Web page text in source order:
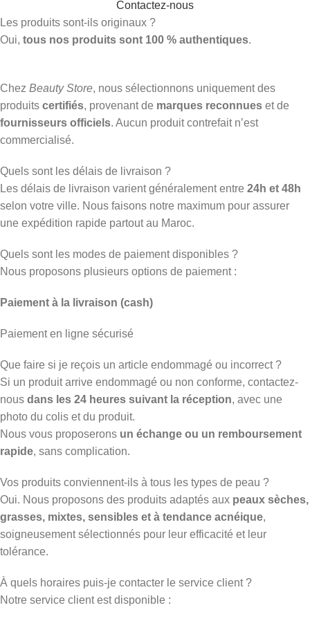
Contactez-nous
Les produits sont-ils originaux ?
Oui, tous nos produits sont 100 % authentiques.
Chez Beauty Store, nous sélectionnons uniquement des
produits certifiés, provenant de marques reconnues et de
fournisseurs officiels. Aucun produit contrefait n’est
commercialisé.
Quels sont les délais de livraison ?
Les délais de livraison varient généralement entre 24h et 48h
selon votre ville. Nous faisons notre maximum pour assurer
une expédition rapide partout au Maroc.
Quels sont les modes de paiement disponibles ?
Nous proposons plusieurs options de paiement :
Paiement à la livraison (cash)
Paiement en ligne sécurisé
Que faire si je reçois un article endommagé ou incorrect ?
Si un produit arrive endommagé ou non conforme, contactez-
nous dans les 24 heures suivant la réception, avec une
photo du colis et du produit.
Nous vous proposerons un échange ou un remboursement
rapide, sans complication.
Vos produits conviennent-ils à tous les types de peau ?
Oui. Nous proposons des produits adaptés aux peaux sèches,
grasses, mixtes, sensibles et à tendance acnéique,
soigneusement sélectionnés pour leur efficacité et leur
tolérance.
À quels horaires puis-je contacter le service client ?
Notre service client est disponible :